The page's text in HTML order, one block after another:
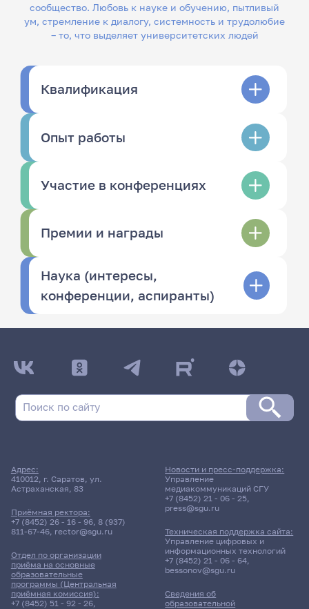
сообщество. Любовь к науке и обучению, пытливый
ум, стремление к диалогу, системность и трудолюбие
– то, что выделяет университетских людей
Квалификация
Опыт работы
Участие в конференциях
Премии и награды
Наука (интересы,
конференции, аспиранты)
Адрес:
410012, г. Саратов, ул.
Астраханская, 83
Приёмная ректора:
+7 (8452) 26 - 16 - 96, 8 (937)
811-67-46, rector@sgu.ru
Отдел по организации
приёма на основные
образовательные
программы (Центральная
приёмная комиссия):
+7 (8452) 51 - 92 - 26,
Сведения об
образовательной
Новости и пресс-поддержка:
Управление
медиакоммуникаций СГУ
+7 (8452) 21 - 06 - 25,
press@sgu.ru
Техническая поддержка сайта:
Управление цифровых и
информационных технологий
+7 (8452) 21 - 06 - 64,
bessonov@sgu.ru